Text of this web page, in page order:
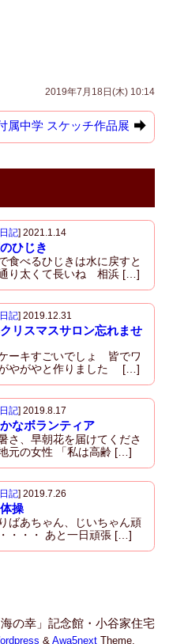
2019年7月18日(木) 10:14
属中学 スケッチ作品展
記] 2021.1.14
ひじき
食べるひじきは水に戻すと
り太くて長いね 相浜 […]
記] 2019.12.31
リスマスサロン忘れませ
ーキすごいでしょ 皆でワ
やがやと作りました […]
記] 2019.8.17
なボランティア
さ、早朝花を届けてくださ
元の女性 「私は高齢 […]
記] 2019.7.26
操
ばあちゃん、じいちゃん頑
・・・ あと一日頑張 […]
の幸」記念館・小谷家住宅
& Awa5nextTheme.